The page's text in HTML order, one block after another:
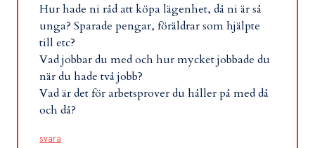
Hur hade ni råd att köpa lägenhet, då ni är så
unga? Sparade pengar, föräldrar som hjälpte
till etc?
Vad jobbar du med och hur mycket jobbade du
när du hade två jobb?
Vad är det för arbetsprover du håller på med då
och då?
svara